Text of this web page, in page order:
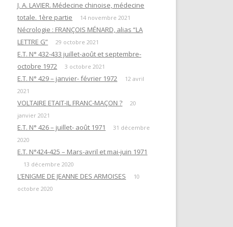
LES DOUZE TRAVAUX D’HERCULE
« QUESTIONS DE RITUELS »
SUIVANT L’ŒUVRE DE R. GUÉNON
ET SES LETTRES À M. MAUGY / D.
MAÇONNERIE PAR L’HERMÉTISME
MAÇONNERIE”
AVERTISSEMENT
J. A. LAVIER. Médecine chinoise, médecine
totale. 1ère partie
14 novembre 2021
Nécrologie : FRANÇOIS MÉNARD, alias “LA
LETTRE G”
29 octobre 2021
E.T. N° 432-433 juillet-août et septembre-
octobre 1972
3 octobre 2021
E.T. N° 429 – janvier- février 1972
12 avril
2021
VOLTAIRE ETAIT-IL FRANC-MAÇON ?
20
janvier 2021
E.T. N° 426 – juillet- août 1971
31 décembre
2020
E.T. N°424-425 – Mars-avril et mai-juin 1971
13 décembre 2020
L’ENIGME DE JEANNE DES ARMOISES
10
octobre 2020